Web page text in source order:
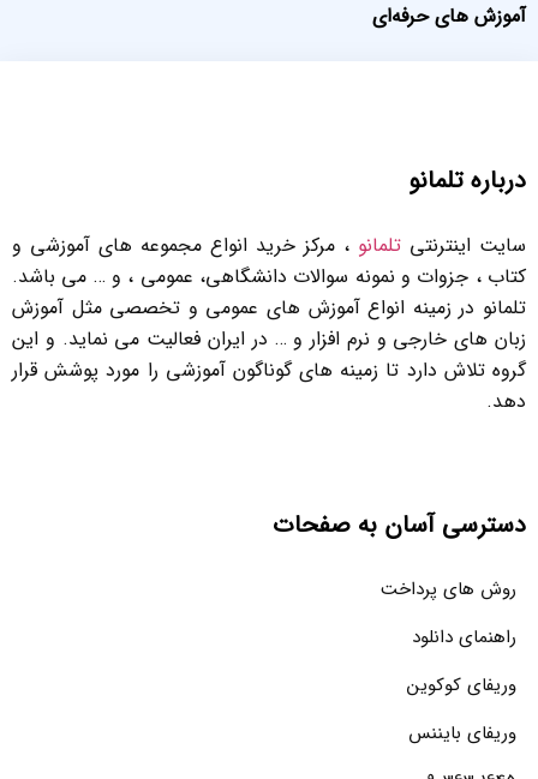
آموزش های حرفه‌ای
درباره تلمانو
سایت اینترنتی تلمانو ، مرکز خرید انواع مجموعه های آموزشی و
کتاب ، جزوات و نمونه سوالات دانشگاهی، عمومی ، و … می باشد.
تلمانو در زمینه انواع آموزش های عمومی و تخصصی مثل آموزش
زبان های خارجی و نرم افزار و … در ایران فعالیت می نماید. و این
گروه تلاش دارد تا زمینه های گوناگون آموزشی را مورد پوشش قرار
دهد.
دسترسی آسان به صفحات
روش های پرداخت
راهنمای دانلود
وریفای کوکوین
وریفای بایننس